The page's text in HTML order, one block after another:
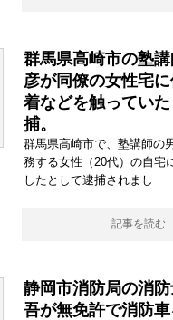
群馬県高崎市の塾
彦が同僚の女性宅
着などを触ってい
捕。
群馬県高崎市で、塾講師の
務する女性（20代）の自宅
したとして逮捕されまし
記事を読む
静岡市消防局の消
吾が無免許で消防